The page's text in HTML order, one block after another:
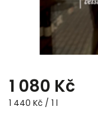
1 080 Kč
1 440 Kč / 1 l